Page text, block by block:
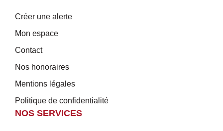
Créer une alerte
Mon espace
Contact
Nos honoraires
Mentions légales
Politique de confidentialité
NOS SERVICES